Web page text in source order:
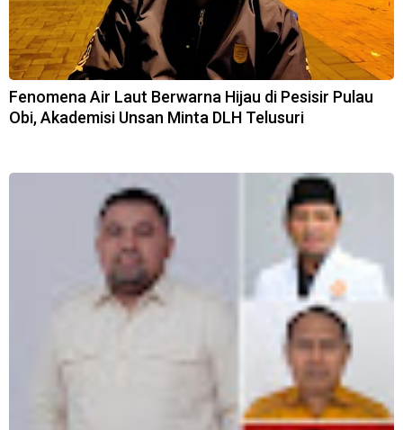
Fenomena Air Laut Berwarna Hijau di Pesisir Pulau
Obi, Akademisi Unsan Minta DLH Telusuri